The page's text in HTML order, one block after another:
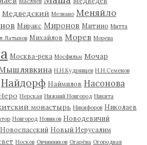
Медведский Мезиано Меняйло
Миракс Миронов Митино Митта
Латыпов Михайлов Морев Морева
Москва-река Мосфильм Мочар
Н.Н.Кудрявцев Н.Н.Семенов
Найдорф Наймилов Насонова
Нерская Нижний Новгород Никита
монастырь Никифоров Николаев
Новгород Новиков Новодевичий
Новоспасский Новый Иерусалим
Носков Овчинников Огарёва Огородная